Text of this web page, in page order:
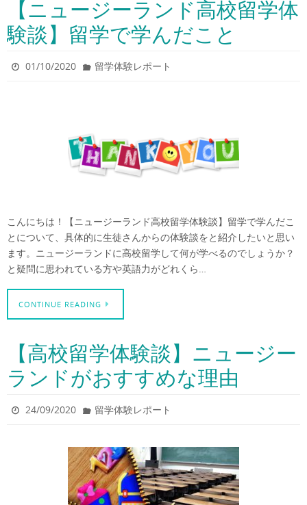
【ニュージーランド高校留学体
験談】留学で学んだこと
01/10/2020 留学体験レポート
こんにちは！【ニュージーランド高校留学体験談】留学で学んだこ
とについて、具体的に生徒さんからの体験談をと紹介したいと思い
ます。ニュージーランドに高校留学して何が学べるのでしょうか？
と疑問に思われている方や英語力がどれくら…
CONTINUE READING
【高校留学体験談】ニュージー
ランドがおすすめな理由
24/09/2020 留学体験レポート